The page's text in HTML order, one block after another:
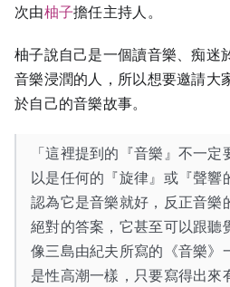
次由柚子擔任主持人。
柚子說自己是一個讀音樂、痴迷
音樂浸潤的人，所以想要邀請大
於自己的音樂故事。
「這裡提到的『音樂』不一
以是任何的『旋律』或『聲響
認為它是音樂就好，反正音樂
絕對的答案，它甚至可以跟聽
像三島由紀夫所寫的《音樂》
是性高潮一樣，只要寫得出來